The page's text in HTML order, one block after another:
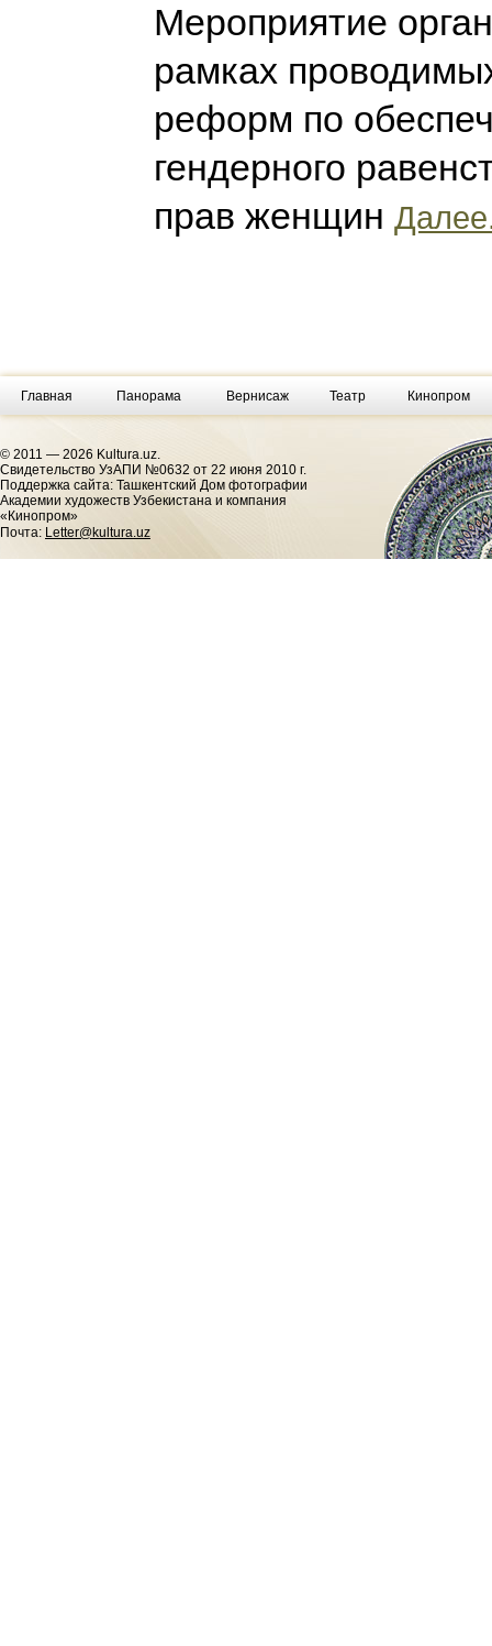
Мероприятие
рамках
реформ по
гендерного
прав женщин
Главная Панорама Вернисаж Театр Кинопром
© 2011 — 2026 Kultura.uz.
Cвидетельство УзАПИ №0632 от 22 июня 2010 г.
Поддержка сайта: Ташкентский Дом фотографии
Академии художеств Узбекистана и компания
«Кинопром»
Почта: Letter@kultura.uz